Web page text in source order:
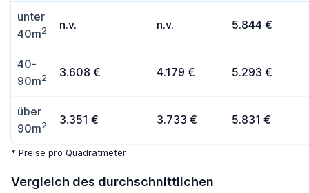
unter
40m2 n.v. n.v. 5.844 €
40-
90m2 3.608 € 4.179 € 5.293 €
über
90m2 3.351 € 3.733 € 5.831 €
* Preise pro Quadratmeter
Vergleich des durchschnittlichen